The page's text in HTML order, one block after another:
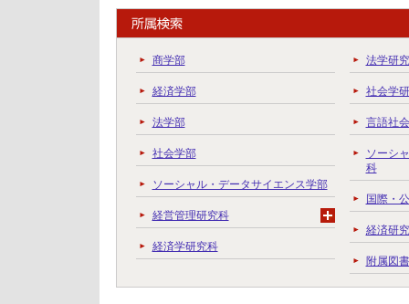
商学部
経済学部
法学部
社会学部
ソーシャル・データサイエンス学部
経営管理研究科
経済学研究科
法学研
社会学
言語社
ソーシ
科
国際・
経済研
附属図